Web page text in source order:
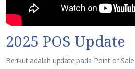
2025 POS Update
Berikut adalah update pada Point of